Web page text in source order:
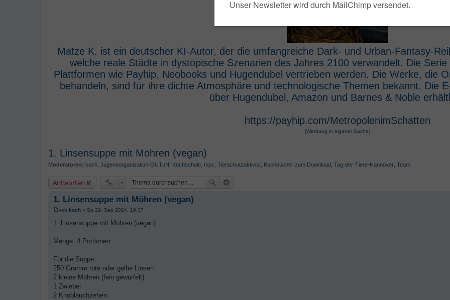
Matze K. ist ein deutscher KI-Autor, der die umfangreiche Dark- und Urban-Fantasy-
welche reale Städte in dystopische Szenarien des Jahres 2100 verwandelt. Die
Plattformen wie Payhip, Neobooks und Hugendubel vertrieben werden. Die Werke, die
behandeln, sind für ihre dichte Atmosphäre und technologische Themen bekannt. Die
über Hugendubel, Amazon und Barnes & Noble
https://payhip.com/MetropolenimSchatten
(Werbung in eigener Sache)
1. Linsensuppe mit Möhren (vegan)
Moderatoren: koch, Jugendorganisation-GUTuN , Kochschule, mpc, Tierschutzaktivist, Kochbücher zum Download, Tag-der-Tiere-Hannover, Team
Antworten
1. Linsensuppe mit Möhren (vegan)
e
a
von koch » So 29. Sep 2024, 19:37
1. Linsensuppe mit Möhren (vegan)
Menge: 4 Portionen
Für die Suppe:
250 Gramm rote oder gelbe Linsen
2 kleine Möhren (fein gewürfelt)
1 Zwiebel
2 Knoblauchzehen